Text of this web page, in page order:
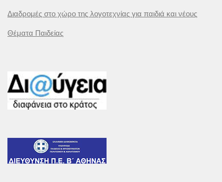
Διαδρομές στο χώρο της λογοτεχνίας για παιδιά και νέους
Θέματα Παιδείας